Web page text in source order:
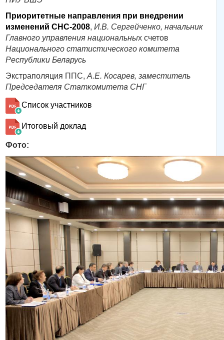
Приоритетные направления при внедрении
изменений СНС-2008, И.В. Сергейченко, начальник
Главного управления национальных счетов
Национального статистического комитета
Республики Беларусь
Экстраполяция ППС, А.Е. Косарев, заместитель
Председателя Статкомитета СНГ
Список участников
Итоговый доклад
Фото: